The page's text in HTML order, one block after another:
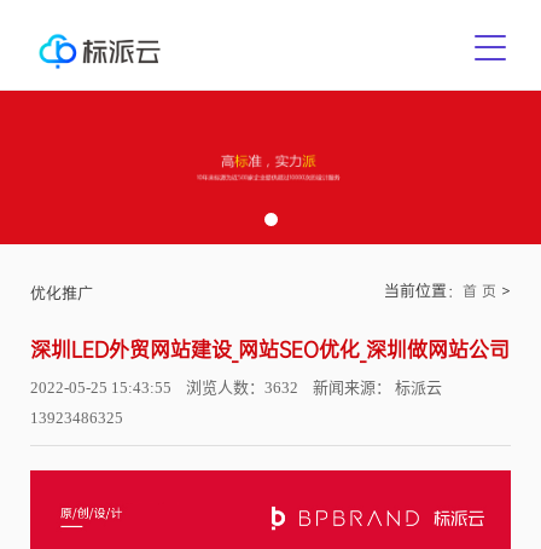
优化推广 当前位置： 首 页 >
深圳LED外贸网站建设_网站SEO优化_深圳做网站公司
2022-05-25 15:43:55 浏览人数：3632 新闻来源： 标派云
13923486325